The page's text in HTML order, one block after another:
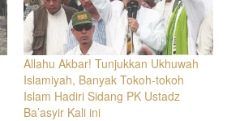
Allahu Akbar! Tunjukkan Ukhuwah
Islamiyah, Banyak Tokoh-tokoh
Islam Hadiri Sidang PK Ustadz
Ba’asyir Kali ini